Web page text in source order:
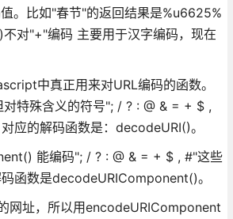
。比如"春节"的返回结果是%u6625%
对"+"编码 主要用于汉字编码，现在
中真正用来对URL编码的函数。
特殊含义的符号"; / ? : @ & = + $ ,
应的解码函数是：decodeURI()。
能编码"; / ? : @ & = + $ , #"这些
函数是decodeURIComponent()。
网址，所以用encodeURIComponent